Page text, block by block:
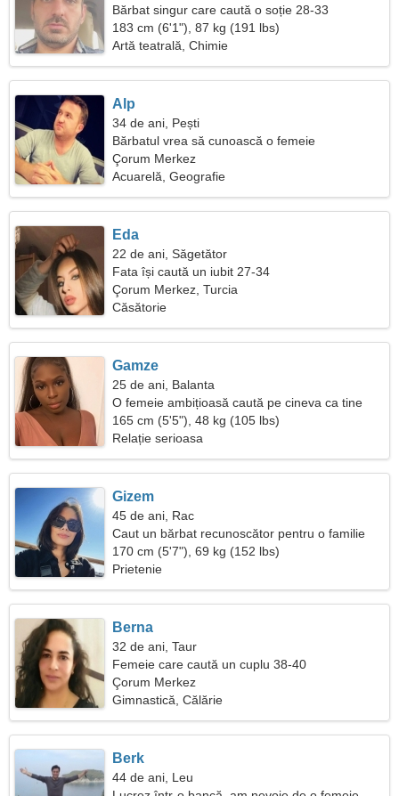
Bărbat singur care caută o soție 28-33
183 cm (6'1"), 87 kg (191 lbs)
Artă teatrală, Chimie
Alp
34 de ani, Pești
Bărbatul vrea să cunoască o femeie
Çorum Merkez
Acuarelă, Geografie
Eda
22 de ani, Săgetător
Fata își caută un iubit 27-34
Çorum Merkez, Turcia
Căsătorie
Gamze
25 de ani, Balanta
O femeie ambițioasă caută pe cineva ca tine
165 cm (5'5"), 48 kg (105 lbs)
Relație serioasa
Gizem
45 de ani, Rac
Caut un bărbat recunoscător pentru o familie
170 cm (5'7"), 69 kg (152 lbs)
Prietenie
Berna
32 de ani, Taur
Femeie care caută un cuplu 38-40
Çorum Merkez
Gimnastică, Călărie
Berk
44 de ani, Leu